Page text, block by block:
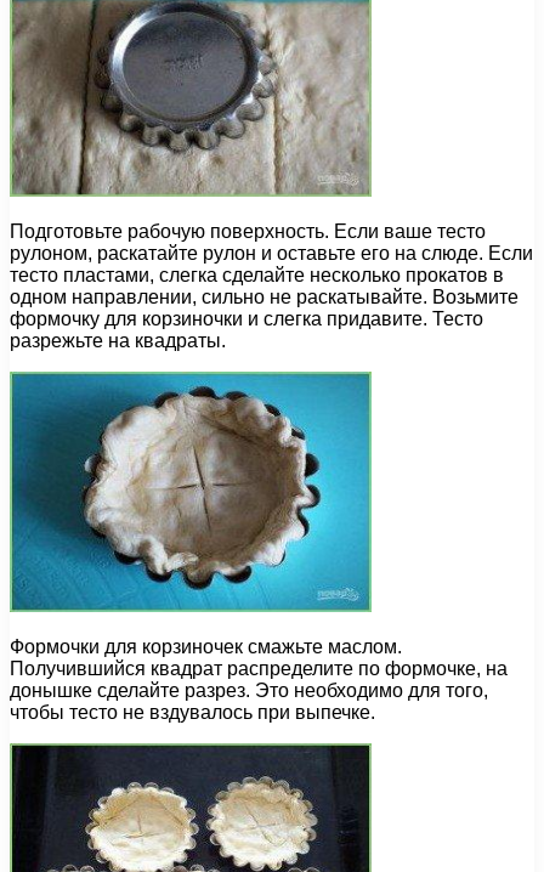
Подготовьте рабочую поверхность. Если ваше тесто
рулоном, раскатайте рулон и оставьте его на слюде. Если
тесто пластами, слегка сделайте несколько прокатов в
одном направлении, сильно не раскатывайте. Возьмите
формочку для корзиночки и слегка придавите. Тесто
разрежьте на квадраты.
Формочки для корзиночек смажьте маслом.
Получившийся квадрат распределите по формочке, на
донышке сделайте разрез. Это необходимо для того,
чтобы тесто не вздувалось при выпечке.